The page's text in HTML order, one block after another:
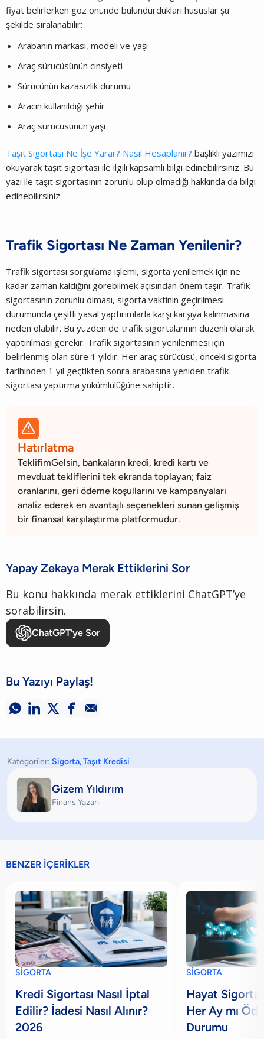
fiyat belirlerken göz önünde bulundurdukları hususlar şu
şekilde sıralanabilir:
Arabanın markası, modeli ve yaşı
Araç sürücüsünün cinsiyeti
Sürücünün kazasızlık durumu
Aracın kullanıldığı şehir
Araç sürücüsünün yaşı
Taşıt Sigortası Ne İşe Yarar? Nasıl Hesaplanır? başlıklı yazımızı
okuyarak taşıt sigortası ile ilgili kapsamlı bilgi edinebilirsiniz. Bu
yazı ile taşıt sigortasının zorunlu olup olmadığı hakkında da bilgi
edinebilirsiniz.
Trafik Sigortası Ne Zaman Yenilenir?
Trafik sigortası sorgulama işlemi, sigorta yenilemek için ne
kadar zaman kaldığını görebilmek açısından önem taşır. Trafik
sigortasının zorunlu olması, sigorta vaktinin geçirilmesi
durumunda çeşitli yasal yaptırımlarla karşı karşıya kalınmasına
neden olabilir. Bu yüzden de trafik sigortalarının düzenli olarak
yaptırılması gerekir. Trafik sigortasının yenilenmesi için
belirlenmiş olan süre 1 yıldır. Her araç sürücüsü, önceki sigorta
tarihinden 1 yıl geçtikten sonra arabasına yeniden trafik
sigortası yaptırma yükümlülüğüne sahiptir.

Hatırlatma
TeklifimGelsin, bankaların kredi, kredi kartı ve
mevduat tekliflerini tek ekranda toplayan; faiz
oranlarını, geri ödeme koşullarını ve kampanyaları
analiz ederek en avantajlı seçenekleri sunan gelişmiş
bir finansal karşılaştırma platformudur.
Yapay Zekaya Merak Ettiklerini Sor
Bu konu hakkında merak ettiklerini ChatGPT’ye
sorabilirsin.
ChatGPT’ye Sor
Bu Yazıyı Paylaş!
    
Kategoriler: Sigorta,Taşıt Kredisi
Gizem Yıldırım
Finans Yazarı
BENZER İÇERİKLER
SİGORTA
Kredi Sigortası Nasıl İptal
Edilir? İadesi Nasıl Alınır?
2026
SİGORTA
Hayat
Her Ay mı
Durumu